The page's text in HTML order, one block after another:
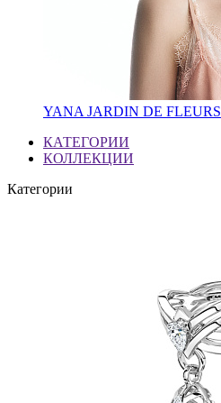
YANA JARDIN DE FLEURS
КАТЕГОРИИ
КОЛЛЕКЦИИ
Категории